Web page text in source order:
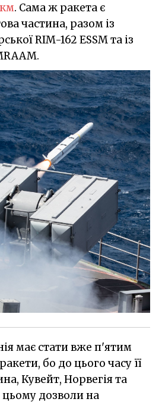
. Сама ж ракета є
частина, разом із
RIM-162 ESSM та із
має стати вже п'ятим
бо до цього часу її
Кувейт, Норвегія та
дозволи на